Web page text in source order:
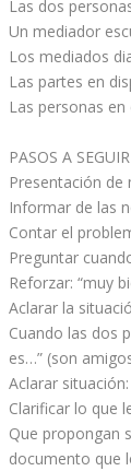
Las dos
Un mediador
Los mediados
Las partes en
Las personas
PASOS A
Presentación de
Informar de las
Contar el
Preguntar
Reforzar: “muy
Aclarar la
Cuando las dos
es…” (son
Aclarar
Clarificar lo que
Que propongan
documento que